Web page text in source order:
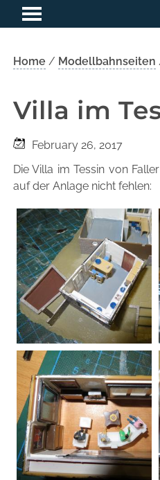
Home / Modellbahnseiten
Villa im
February 26, 2017
Die Villa im Tessin von
auf der Anlage nicht fehlen:
20170218085606-00.jpg